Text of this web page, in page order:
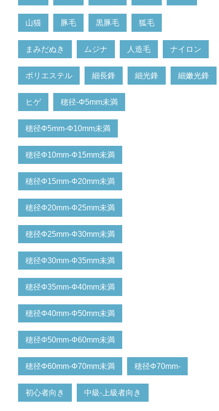
山猫 豚毛 黒豚毛 狐毛
まみだぬき ムジナ 人造毛 ナイロン
ポリエステル 細長鋒 細光鋒 細嫩光鋒
ヒゲ 穂径-Φ5mm未満
穂径Φ5mm-Φ10mm未満
穂径Φ10mm-Φ15mm未満
穂径Φ15mm-Φ20mm未満
穂径Φ20mm-Φ25mm未満
穂径Φ25mm-Φ30mm未満
穂径Φ30mm-Φ35mm未満
穂径Φ35mm-Φ40mm未満
穂径Φ40mm-Φ50mm未満
穂径Φ50mm-Φ60mm未満
穂径Φ60mm-Φ70mm未満 穂径Φ70mm-
初心者向き 中級-上級者向き